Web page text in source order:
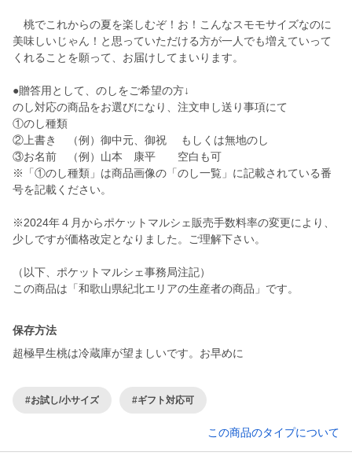
桃でこれからの夏を楽しむぞ！お！こんなスモモサイズなのに
美味しいじゃん！と思っていただける方が一人でも増えていって
くれることを願って、お届けしてまいります。
●贈答用として、のしをご希望の方↓
のし対応の商品をお選びになり、注文申し送り事項にて
①のし種類
②上書き （例）御中元、御祝 もしくは無地のし
③お名前 （例）山本 康平 空白も可
※「①のし種類」は商品画像の「のし一覧」に記載されている番
号を記載ください。
※2024年４月からポケットマルシェ販売手数料率の変更により、
少しですが価格改定となりました。ご理解下さい。
（以下、ポケットマルシェ事務局注記）
この商品は「和歌山県紀北エリアの生産者の商品」です。
保存方法
超極早生桃は冷蔵庫が望ましいです。お早めに
#お試し/小サイズ #ギフト対応可
この商品のタイプについて